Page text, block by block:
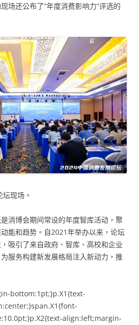
场还公布了“年度消费影响力”评选的
现场。
消博会期间常设的年度智库活动，聚
能和趋势。自2021年举办以来，论坛
吸引了来自政府、智库、高校和企业
服务构建新发展格局注入新动力，推
bottom:1pt;}p.X1{text-
align:left;margin-